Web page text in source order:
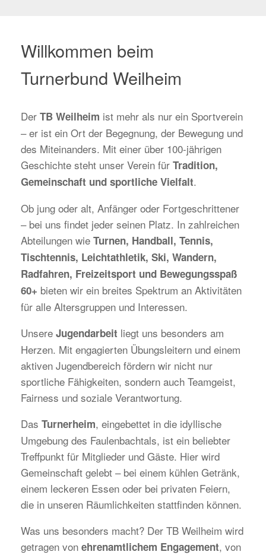
Willkommen beim
Turnerbund Weilheim
Der TB Weilheim ist mehr als nur ein Sportverein
– er ist ein Ort der Begegnung, der Bewegung und
des Miteinanders. Mit einer über 100-jährigen
Geschichte steht unser Verein für Tradition,
Gemeinschaft und sportliche Vielfalt.
Ob jung oder alt, Anfänger oder Fortgeschrittener
– bei uns findet jeder seinen Platz. In zahlreichen
Abteilungen wie Turnen, Handball, Tennis,
Tischtennis, Leichtathletik, Ski, Wandern,
Radfahren, Freizeitsport und Bewegungsspaß
60+ bieten wir ein breites Spektrum an Aktivitäten
für alle Altersgruppen und Interessen.
Unsere Jugendarbeit liegt uns besonders am
Herzen. Mit engagierten Übungsleitern und einem
aktiven Jugendbereich fördern wir nicht nur
sportliche Fähigkeiten, sondern auch Teamgeist,
Fairness und soziale Verantwortung.
Das Turnerheim, eingebettet in die idyllische
Umgebung des Faulenbachtals, ist ein beliebter
Treffpunkt für Mitglieder und Gäste. Hier wird
Gemeinschaft gelebt – bei einem kühlen Getränk,
einem leckeren Essen oder bei privaten Feiern,
die in unseren Räumlichkeiten stattfinden können.
Was uns besonders macht? Der TB Weilheim wird
getragen von ehrenamtlichem Engagement, von